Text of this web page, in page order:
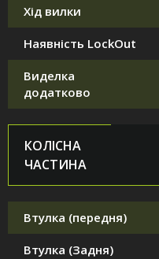
Хід вилки
Наявність LockOut
Виделка
додатково
КОЛІСНА
ЧАСТИНА
Втулка (передня)
Втулка (Задня)